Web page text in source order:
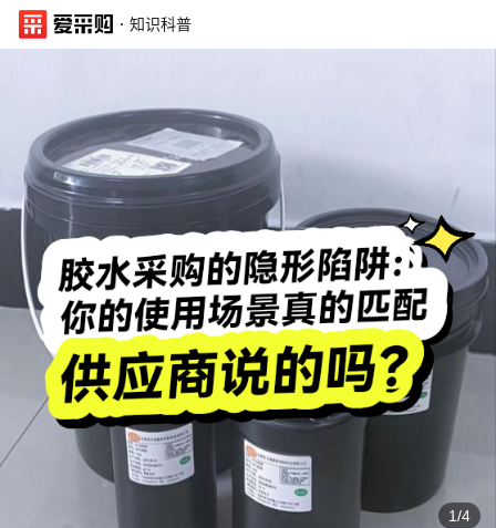
· 知识科普
1/4